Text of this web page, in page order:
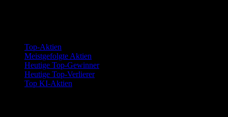
Top-Aktien
Meistgefolgte Aktien
Heutige Top-Gewinner
Heutige Top-Verlierer
Top KI-Aktien